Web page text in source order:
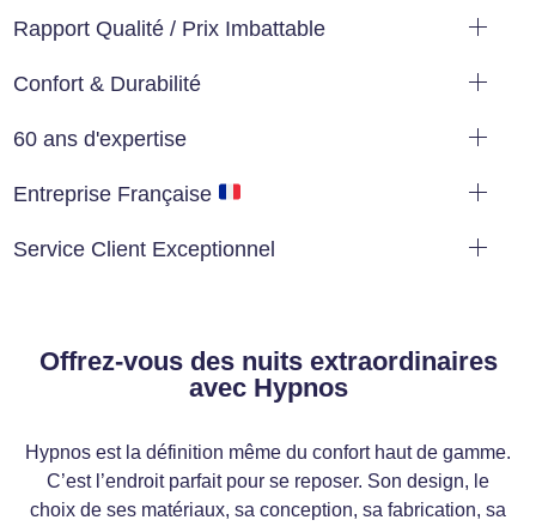
Rapport Qualité / Prix Imbattable
Confort & Durabilité
60 ans d'expertise
Entreprise Française
Service Client Exceptionnel
Offrez-vous des nuits extraordinaires
avec Hypnos
Hypnos est la définition même du confort haut de gamme.
C’est l’endroit parfait pour se reposer. Son design, le
choix de ses matériaux, sa conception, sa fabrication, sa